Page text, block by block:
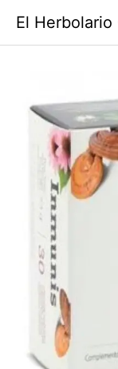
contenido
El